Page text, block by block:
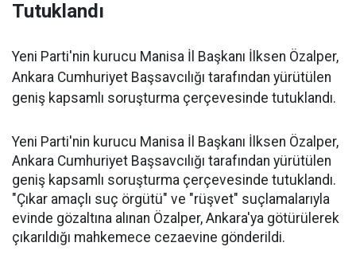
Tutuklandı
Yeni Parti'nin kurucu Manisa İl Başkanı İlksen Özalper,
Ankara Cumhuriyet Başsavcılığı tarafından yürütülen
geniş kapsamlı soruşturma çerçevesinde tutuklandı.
Yeni Parti'nin kurucu Manisa İl Başkanı İlksen Özalper,
Ankara Cumhuriyet Başsavcılığı tarafından yürütülen
geniş kapsamlı soruşturma çerçevesinde tutuklandı.
"Çıkar amaçlı suç örgütü" ve "rüşvet" suçlamalarıyla
evinde gözaltına alınan Özalper, Ankara'ya götürülerek
çıkarıldığı mahkemece cezaevine gönderildi.